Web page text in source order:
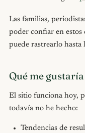
Las familias,
poder confiar en estos
puede rastrearlo
Qué me
El sitio funciona hoy,
todavía no he hecho:
Tendencias de